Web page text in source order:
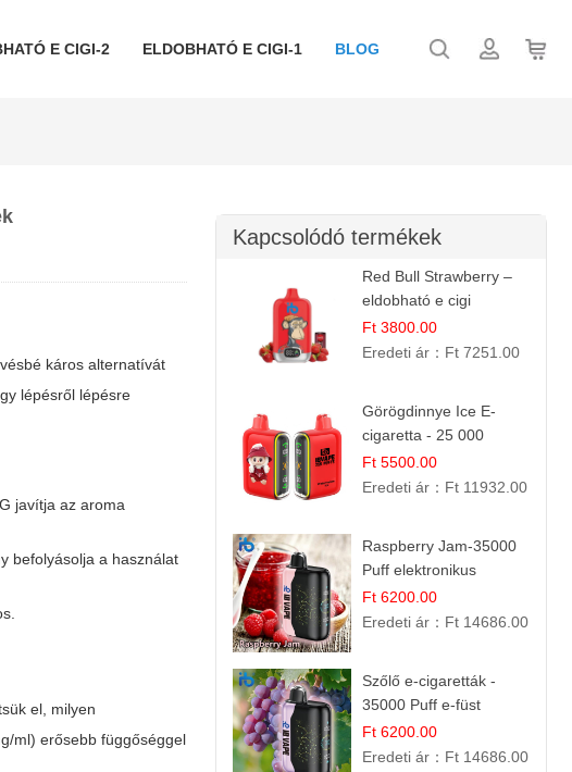
E CIGI-2 ELDOBHATÓ E CIGI-1 BLOG
káros alternatívát
lépésről lépésre
javítja az aroma
befolyásolja a használat
el, milyen
ml) erősebb függőséggel
Kapcsolódó termékek
Red Bull Strawberry –
eldobható e cigi
Ft 3800.00
Eredeti ár： Ft 7251.00
Görögdinnye Ice E-
cigaretta - 25 000
befújás
Ft 5500.00
Eredeti ár： Ft 11932.00
Raspberry Jam-35000
Puff elektronikus
cigaretta (Ibvape Bar)
Ft 6200.00
Eredeti ár： Ft 14686.00
Szőlő e-cigaretták -
35000 Puff e-füst
Ft 6200.00
Eredeti ár： Ft 14686.00